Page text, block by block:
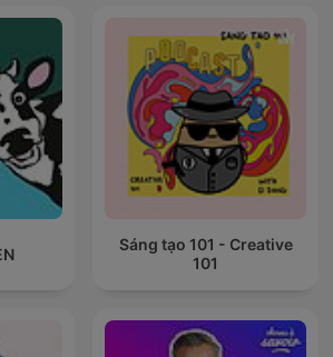
Sáng tạo 101 - Creative
101